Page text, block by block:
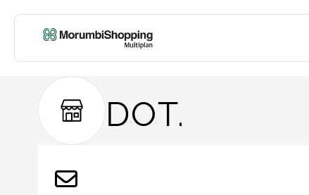
DOT.